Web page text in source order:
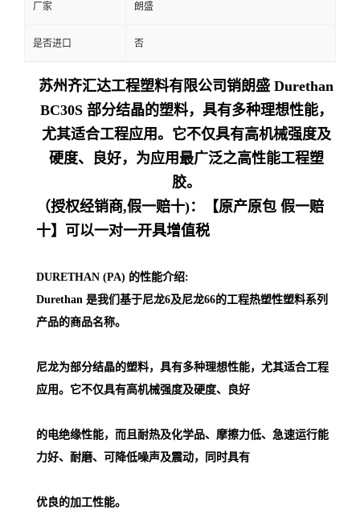
厂家 朗盛
是否进口 否
苏州齐汇达工程塑料有限公司销朗盛 Durethan
BC30S 部分结晶的塑料，具有多种理想性能，
尤其适合工程应用。它不仅具有高机械强度及
硬度、良好，为应用最广泛之高性能工程塑
胶。
（授权经销商,假一赔十)：【原产原包 假一赔
十】可以一对一开具增值税
DURETHAN (PA) 的性能介绍:
Durethan 是我们基于尼龙6及尼龙66的工程热塑性塑料系列
产品的商品名称。
尼龙为部分结晶的塑料，具有多种理想性能，尤其适合工程
应用。它不仅具有高机械强度及硬度、良好
的电绝缘性能，而且耐热及化学品、摩擦力低、急速运行能
力好、耐磨、可降低噪声及震动，同时具有
优良的加工性能。